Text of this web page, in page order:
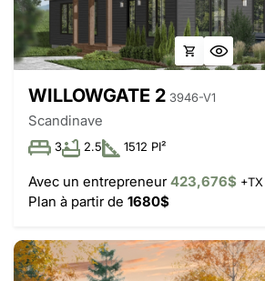
WILLOWGATE 2 3946-V1
Scandinave
3 2.5 1512 PI²
Avec un entrepreneur423,676$ +TX
Plan à partir de 1680$